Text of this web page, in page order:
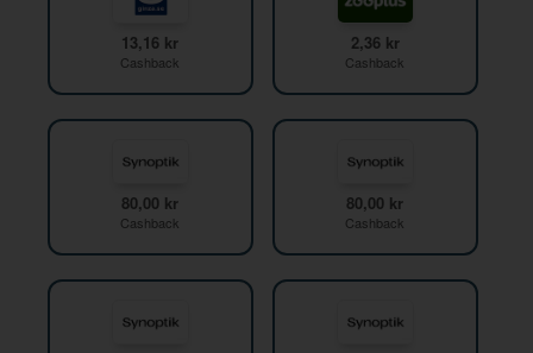
13,16 kr
Cashback
2,36 kr
Cashback
80,00 kr
Cashback
80,00 kr
Cashback